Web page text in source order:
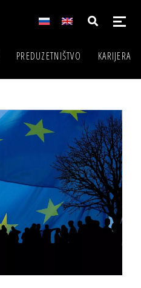
PREDUZETNIŠTVO KARIJERA